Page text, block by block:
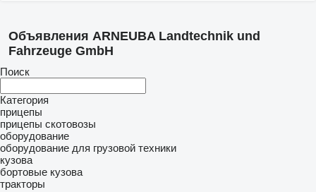
Объявления ARNEUBA Landtechnik und
Fahrzeuge GmbH
Поиск
Категория
прицепы
прицепы скотовозы
оборудование
оборудование для грузовой техники
кузова
бортовые кузова
тракторы